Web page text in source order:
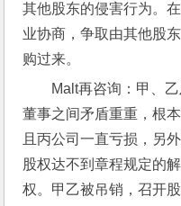
其他股东的侵害行为。
业协商，争取由其他股
购过来。
Malt再咨询：甲、
董事之间矛盾重重，根
且丙公司一直亏损，另
股权达不到章程规定的
权。甲乙被吊销，召开